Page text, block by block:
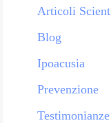
Articoli
Blog
Ipoacusia
Prevenzione
Testimonianze